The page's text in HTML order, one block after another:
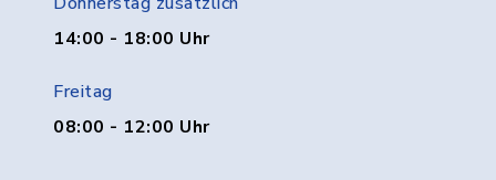
14:00 - 18:00 Uhr
Freitag
08:00 - 12:00 Uhr